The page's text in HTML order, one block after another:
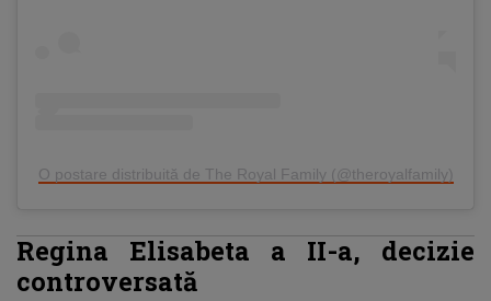
O postare distribuită de The Royal Family (@theroyalfamily)
Regina Elisabeta a II-a, decizie
controversată